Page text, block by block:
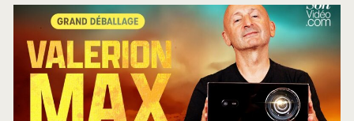
Catégorie :
<span>Home
Cinema</span>